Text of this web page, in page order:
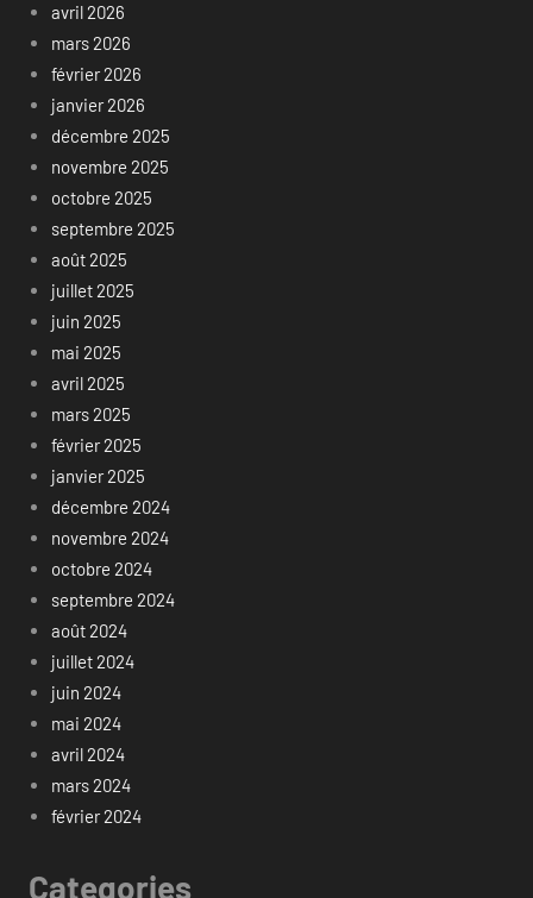
avril 2026
mars 2026
février 2026
janvier 2026
décembre 2025
novembre 2025
octobre 2025
septembre 2025
août 2025
juillet 2025
juin 2025
mai 2025
avril 2025
mars 2025
février 2025
janvier 2025
décembre 2024
novembre 2024
octobre 2024
septembre 2024
août 2024
juillet 2024
juin 2024
mai 2024
avril 2024
mars 2024
février 2024
Categories